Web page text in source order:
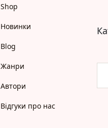
Shop
Новинки
Blog
Жанри
Автори
Відгуки про нас